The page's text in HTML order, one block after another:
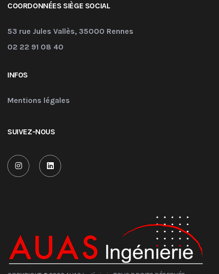
COORDONNÉES SIÈGE SOCIAL
53 rue Jules Vallès, 35000 Rennes
02 22 91 08 40
INFOS
Mentions légales
SUIVEZ-NOUS